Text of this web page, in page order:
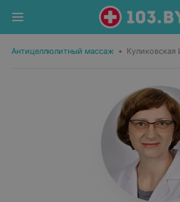
Антицеллюлитный массаж •